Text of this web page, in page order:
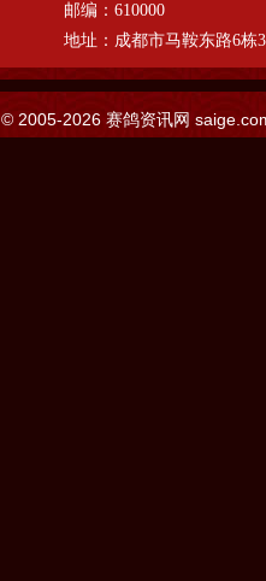
邮编： 610000
地址： 成都市马鞍东路6栋
© 2005-2026 赛鸽资讯网